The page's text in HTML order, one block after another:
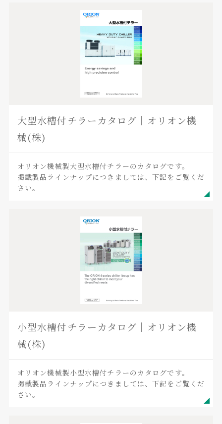
大型水槽付チラーカタログ｜オリオン機
械(株)
オリオン機械製大型水槽付チラーのカタログです。
掲載製品ラインナップにつきましては、下記をご覧くだ
さい。
小型水槽付チラーカタログ｜オリオン機
械(株)
オリオン機械製小型水槽付チラーのカタログです。
掲載製品ラインナップにつきましては、下記をご覧くだ
さい。